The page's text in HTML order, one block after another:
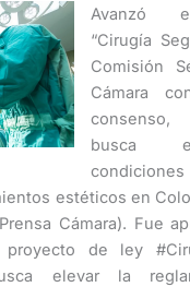
Avanzó
“Cirugía
Comisión
Cámara
busca
estéticos en
Cámara). Fue
de ley
elevar la